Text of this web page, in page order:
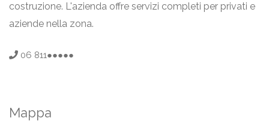
costruzione. L'azienda offre servizi completi per privati e
aziende nella zona.
06 811●●●●●
Mappa